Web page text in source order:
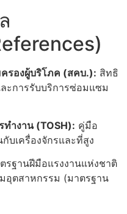
รองผู้บริโภค (สคบ.): สิทธิ
ะการรับบริการซ่อมแซม
ำงาน (TOSH): คู่มือ
บเครื่องจักรและที่สูง
รฐานฝีมือแรงงานแห่งชาติ
อุตสาหกรรม (มาตรฐาน